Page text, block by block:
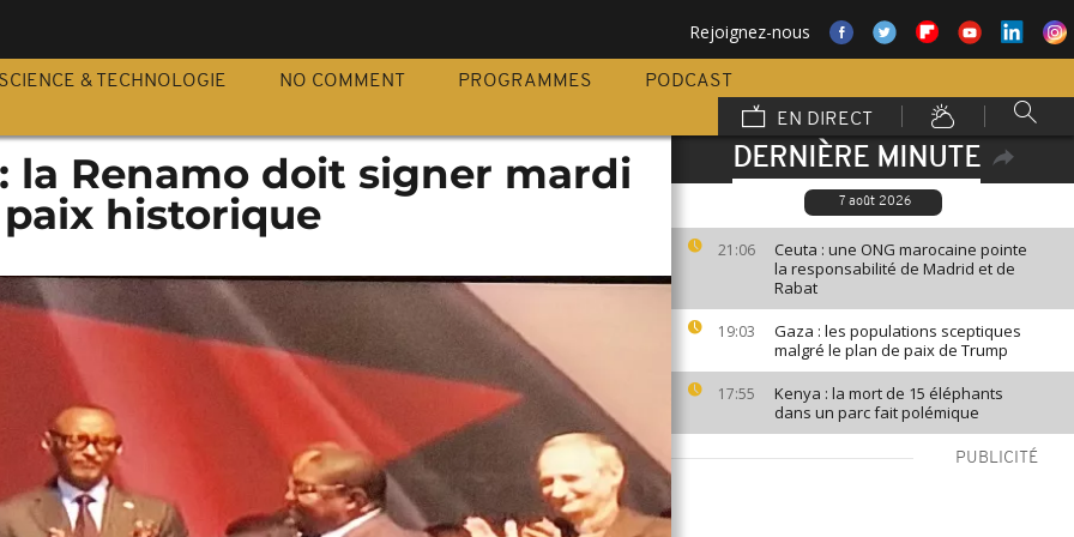
Rejoignez-nous
SCIENCE & TECHNOLOGIE NO COMMENT PROGRAMMES
PODCAST
EN DIRECT
DERNIÈRE MINUTE
7 août 2026
21:06
Ceuta : une ONG marocaine pointe
la responsabilité de Madrid et de
Rabat
19:03
Gaza : les populations sceptiques
malgré le plan de paix de Trump
17:55
Kenya : la mort de 15 éléphants
dans un parc fait polémique
PUBLICITÉ
la Renamo doit signer mardi
historique